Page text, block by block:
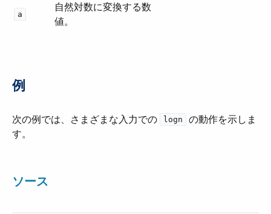
a
自然対数に変換する数
値。
例
次の例では、さまざまな入力での ​ logn
​ の動作を示しま
す。
ソース